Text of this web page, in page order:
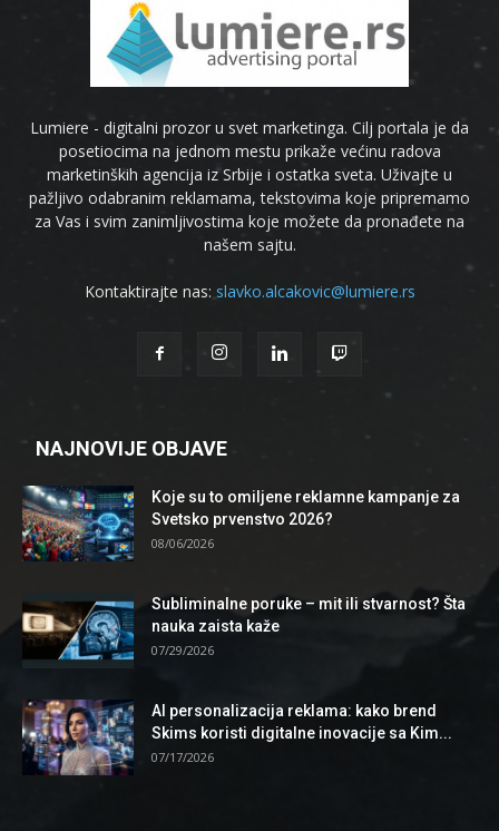
Lumiere - digitalni prozor u svet marketinga. Cilj portala je da
posetiocima na jednom mestu prikaže većinu radova
marketinških agencija iz Srbije i ostatka sveta. Uživajte u
pažljivo odabranim reklamama, tekstovima koje pripremamo
za Vas i svim zanimljivostima koje možete da pronađete na
našem sajtu.
Kontaktirajte nas: slavko.alcakovic@lumiere.rs
NAJNOVIJE OBJAVE
Koje su to omiljene reklamne kampanje za
Svetsko prvenstvo 2026?
08/06/2026
Subliminalne poruke – mit ili stvarnost? Šta
nauka zaista kaže
07/29/2026
AI personalizacija reklama: kako brend
Skims koristi digitalne inovacije sa Kim...
07/17/2026